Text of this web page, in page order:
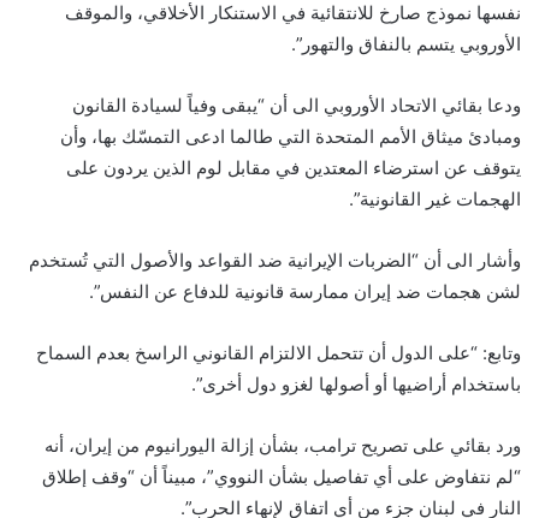
نفسها نموذج صارخ للانتقائية في الاستنكار الأخلاقي، والموقف
الأوروبي يتسم بالنفاق والتهور”.
ودعا بقائي الاتحاد الأوروبي الى أن “يبقى وفياً لسيادة القانون
ومبادئ ميثاق الأمم المتحدة التي طالما ادعى التمسّك بها، وأن
يتوقف عن استرضاء المعتدين في مقابل لوم الذين يردون على
الهجمات غير القانونية”.
وأشار الى أن “الضربات الإيرانية ضد القواعد والأصول التي تُستخدم
لشن هجمات ضد إيران ممارسة قانونية للدفاع عن النفس”.
وتابع: “على الدول أن تتحمل الالتزام القانوني الراسخ بعدم السماح
باستخدام أراضيها أو أصولها لغزو دول أخرى”.
ورد بقائي على تصريح ترامب، بشأن إزالة اليورانيوم من إيران، أنه
“لم نتفاوض على أي تفاصيل بشأن النووي”، مبيناً أن “وقف إطلاق
النار في لبنان جزء من أي اتفاق لإنهاء الحرب”.